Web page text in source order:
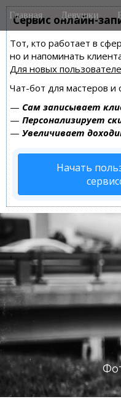
Сервис онлайн-
Тот, кто работает в
но и напоминать
Для новых
Чат-бот для мастеров и
— Сам записывает
— Персонализирует
— Увеличивает
Начать
M
a
n
m
e
n
u
i
Главная Девушки